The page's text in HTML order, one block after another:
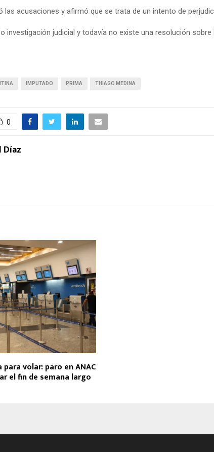
las acusaciones y afirmó que se trata de un intento de
investigación judicial y todavía no existe una resolución
IMPUTADO PRIMA THIAGO MEDINA
0
Díaz
volar: paro en ANAC
el fin de semana largo